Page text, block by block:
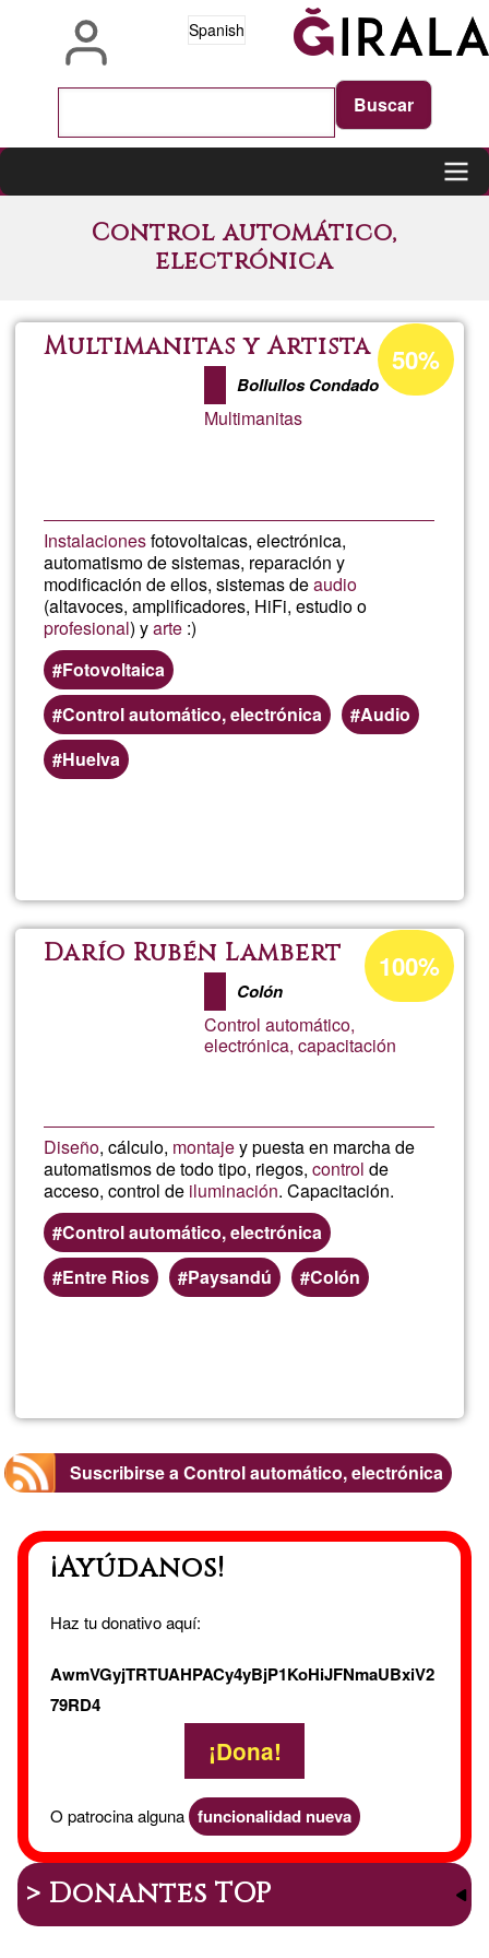
Spanish
navigation
Control automático,
electrónica
Multimanitas y Artista
Bollullos Condado
Multimanitas
Instalacionesfotovoltaicas, electrónica,
automatismo de sistemas, reparación y
modificación de ellos, sistemas deaudio
(altavoces, amplificadores, HiFi, estudio o
profesional) yarte :)
Fotovoltaica
Control automático, electrónica
Audio
Huelva
Porcentaje
de
aceptación
50%
y
Artista
Darío Rubén Lambert
Colón
Control automático,
electrónica, capacitación
Diseño, cálculo, montajey puesta en marcha de
automatismos de todo tipo, riegos,control de
acceso, control de iluminación. Capacitación.
Control automático, electrónica
Entre Rios
Paysandú Colón
Porcentaje
de
aceptación
de
100%
Darío
Rubén
Suscribirse a Control automático, electrónica
¡Ayúdanos!
Haz tu donativo aquí:
AwmVGyjTRTUAHPACy4yBjP1KoHiJFNmaUBxiV2
79RD4
¡Dona!
O patrocina alguna funcionalidad nueva
> Donantes TOP